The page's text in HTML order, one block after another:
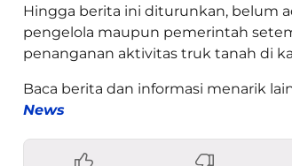
Hingga berita ini diturunkan, belum
pengelola maupun pemerintah
penanganan aktivitas truk tanah di
Baca berita dan informasi menarik
News